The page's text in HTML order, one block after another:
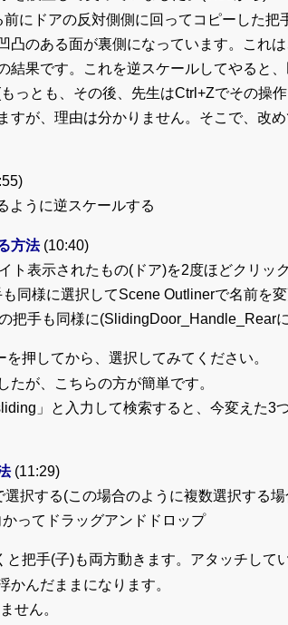
にドアの反対側側に回ってコピーした把
凸のある面が裏側になっています。これは
結果です。これを逆スケールしてやると
っとも、その後、先生はCtrl+Zでその操
すが、理由は分かりません。そこで、改め
ように逆スケールする
方法 (10:40)
ト表示されたもの(ドア)を2度ほどクリッ
同様に選択してScene Outlinerで名前を
把手も同様に(SlidingDoor_Handle_Rear
押してから、選択してみてください。
が、こちらの方が簡単です。
」と入力して検索すると、今変えた3
(11:29)
択する(この場合のように複数選択する場
ってドラッグアンドドロップ
把手(子)も両方動きます。アタッチして
かんだままになります。
せん。